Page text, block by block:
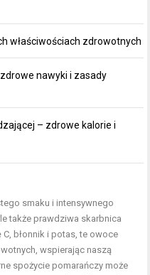
właściwościach zdrowotnych
nawyki i zasady
– zdrowe kalorie i
smaku i intensywnego
także prawdziwa skarbnica
błonnik i potas, te owoce
wspierając naszą
spożycie pomarańczy może